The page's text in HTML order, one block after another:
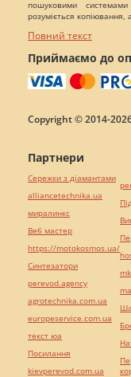
пошуковими
розуміється копіювання,
Повний текст
Приймаємо до
Copyright © 2014-
Партнери
Сережки з діамантами
alliancetechnika.ua
миралинкс
Веб мастер
https://motokosmos.ua/
Синтезатори
perevod.agency
agrotechnika.com.ua
europeservice.com.ua
текст юа
Посилання
kievperevod.com.ua